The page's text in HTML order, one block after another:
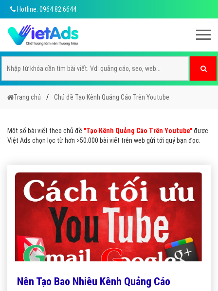
Hotline: 0964 82 6644
Trang chủ Chủ đề Tạo Kênh Quảng Cáo Trên Youtube
Một số bài viết theo chủ đề "Tạo Kênh Quảng Cáo Trên Youtube"được
Việt Ads chọn lọc từ hơn >50.000 bài viết trên web gửi tới quý bạn đọc.
Nên Tạo Bao Nhiêu Kênh Quảng Cáo